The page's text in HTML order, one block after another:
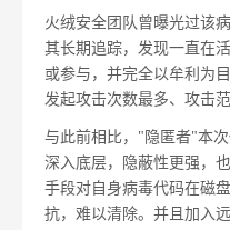
火绒安全团队曾曝光过该
其长期追踪，发现一直在
或参与，并完全以牟利为
发起攻击次数最多、攻击
与此前相比，"隐匿者"本
深入底层，隐蔽性更强，
手段对自身病毒代码在磁
抗，难以清除。并且加入